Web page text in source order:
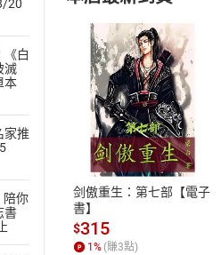
20
《白
滅
本
家推
陪你
書
付款方式
ATM轉帳、信用卡
剑傲重生：第七部【電子
書】
$315
1 % (賺3點)